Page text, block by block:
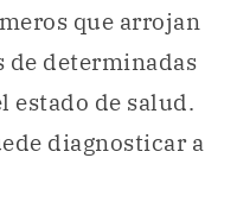
que arrojan
de determinadas
estado de salud.
diagnosticar a